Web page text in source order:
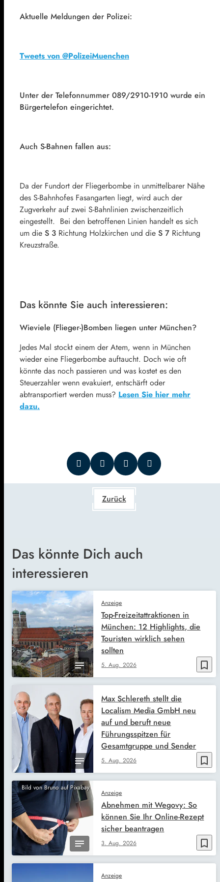
Aktuelle Meldungen der Polizei:
Tweets von @PolizeiMuenchen
Unter der Telefonnummer 089/2910-1910 wurde ein
Bürgertelefon eingerichtet.
Auch S-Bahnen fallen aus:
Da der Fundort der Fliegerbombe in unmittelbarer Nähe
des S-Bahnhofes Fasangarten liegt, wird auch der
Zugverkehr auf zwei S-Bahnlinien zwischenzeitlich
eingestellt. Bei den betroffenen Linien handelt es sich
um die S 3 Richtung Holzkirchen und die S 7 Richtung
Kreuzstraße.
Das könnte Sie auch interessieren:
Wieviele (Flieger-)Bomben liegen unter München?
Jedes Mal stockt einem der Atem, wenn in München
wieder eine Fliegerbombe auftaucht. Doch wie oft
könnte das noch passieren und was kostet es den
Steuerzahler wenn evakuiert, entschärft oder
abtransportiert werden muss? Lesen Sie hier mehr
dazu.
Zurück
Das könnte Dich auch
interessieren
bookmark_border
Anzeige
5. Aug. 2026
Top-Freizeitattraktionen in
München: 12 Highlights, die
Touristen wirklich sehen
sollten
bookmark_border
5. Aug. 2026
Max Schlereth stellt die
Localism Media GmbH neu
auf und beruft neue
Führungsspitzen für
Gesamtgruppe und Sender
Bild von Bruno auf Pixabay
bookmark_border
Anzeige
3. Aug. 2026
Abnehmen mit Wegovy: So
können Sie Ihr Online-Rezept
sicher beantragen
Anzeige